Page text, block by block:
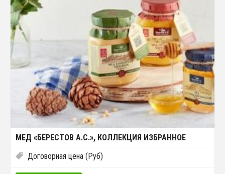
МЕД «БЕРЕСТОВ А.С.», КОЛЛЕКЦИЯ ИЗБРАННОЕ
Договорная цена (Руб)